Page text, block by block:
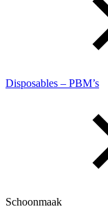
Disposables – PBM’s
Schoonmaak